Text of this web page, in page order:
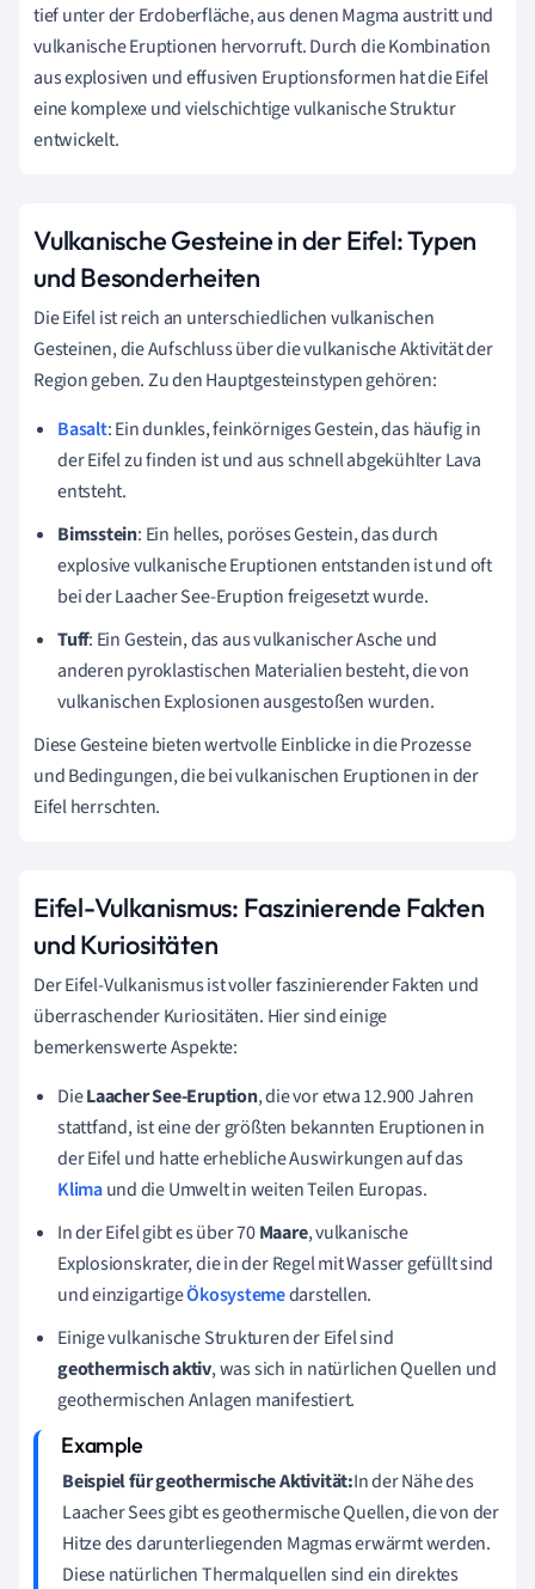
tief unter der Erdoberfläche, aus denen Magma austritt und
vulkanische Eruptionen hervorruft. Durch die Kombination
aus explosiven und effusiven Eruptionsformen hat die Eifel
eine komplexe und vielschichtige vulkanische Struktur
entwickelt.
Vulkanische Gesteine in der Eifel: Typen
und Besonderheiten
Die Eifel ist reich an unterschiedlichen vulkanischen
Gesteinen, die Aufschluss über die vulkanische Aktivität der
Region geben. Zu den Hauptgesteinstypen gehören:
Basalt: Ein dunkles, feinkörniges Gestein, das häufig in
der Eifel zu finden ist und aus schnell abgekühlter Lava
entsteht.
Bimsstein: Ein helles, poröses Gestein, das durch
explosive vulkanische Eruptionen entstanden ist und oft
bei der Laacher See-Eruption freigesetzt wurde.
Tuff: Ein Gestein, das aus vulkanischer Asche und
anderen pyroklastischen Materialien besteht, die von
vulkanischen Explosionen ausgestoßen wurden.
Diese Gesteine bieten wertvolle Einblicke in die Prozesse
und Bedingungen, die bei vulkanischen Eruptionen in der
Eifel herrschten.
Eifel-Vulkanismus: Faszinierende Fakten
und Kuriositäten
Der Eifel-Vulkanismus ist voller faszinierender Fakten und
überraschender Kuriositäten. Hier sind einige
bemerkenswerte Aspekte:
DieLaacher See-Eruption, die vor etwa 12.900 Jahren
stattfand, ist eine der größten bekannten Eruptionen in
der Eifel und hatte erhebliche Auswirkungen auf das
Klimaund die Umwelt in weiten Teilen Europas.
In der Eifel gibt es über 70Maare, vulkanische
Explosionskrater, die in der Regel mit Wasser gefüllt sind
und einzigartigeÖkosystemedarstellen.
Einige vulkanische Strukturen der Eifel sind
geothermisch aktiv, was sich in natürlichen Quellen und
geothermischen Anlagen manifestiert.
Beispiel für geothermische Aktivität:In der Nähe des
Laacher Sees gibt es geothermische Quellen, die von der
Hitze des darunterliegenden Magmas erwärmt werden.
Diese natürlichen Thermalquellen sind ein direktes